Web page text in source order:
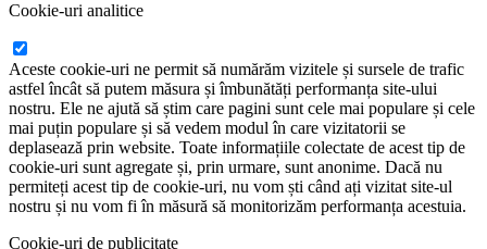
Cookie-uri analitice
Aceste cookie-uri ne permit să numărăm vizitele și sursele de trafic
astfel încât să putem măsura și îmbunătăți performanța site-ului
nostru. Ele ne ajută să știm care pagini sunt cele mai populare și cele
mai puțin populare și să vedem modul în care vizitatorii se
deplasează prin website. Toate informațiile colectate de acest tip de
cookie-uri sunt agregate și, prin urmare, sunt anonime. Dacă nu
permiteți acest tip de cookie-uri, nu vom ști când ați vizitat site-ul
nostru și nu vom fi în măsură să monitorizăm performanța acestuia.
Cookie-uri de publicitate